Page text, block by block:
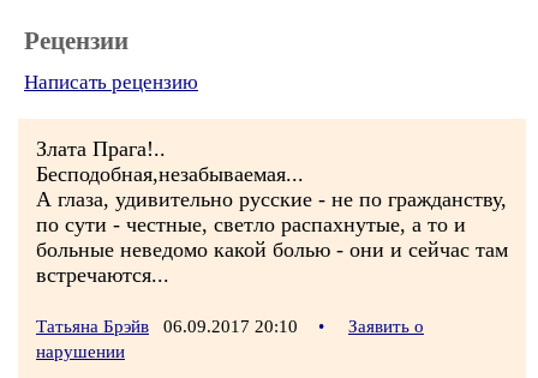
Рецензии
Написать рецензию
Злата Прага!..
Бесподобная,незабываемая...
А глаза, удивительно русские - не по гражданству,
по сути - честные, светло распахнутые, а то и
больные неведомо какой болью - они и сейчас там
встречаются...
Татьяна Брэйв 06.09.2017 20:10 •
Заявить о
нарушении